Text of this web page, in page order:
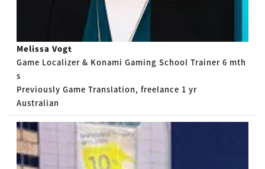
Melissa Vogt
Game Localizer & Konami Gaming School Trainer 6 mth
s
Previously Game Translation, freelance 1 yr
Australian